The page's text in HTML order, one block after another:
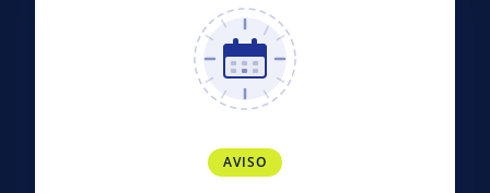
AVISO